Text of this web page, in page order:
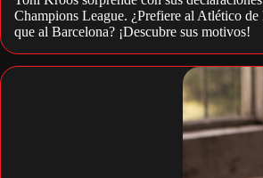
Champions League. ¿Prefiere al Atlético de
que al Barcelona? ¡Descubre sus motivos!